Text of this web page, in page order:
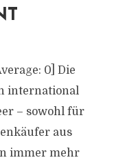
0] Die
international
– sowohl für
aus
immer mehr